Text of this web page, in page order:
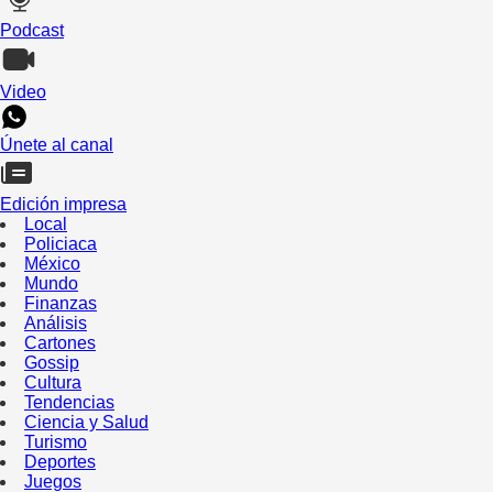
Podcast
Video
Únete al canal
Edición impresa
Local
Policiaca
México
Mundo
Finanzas
Análisis
Cartones
Gossip
Cultura
Tendencias
Ciencia y Salud
Turismo
Deportes
Juegos